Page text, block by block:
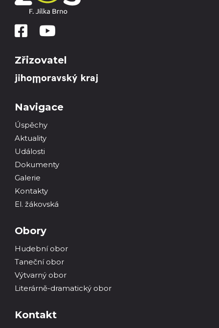
Zřizovatel
Navigace
Úspěchy
Aktuality
Události
Dokumenty
Galerie
Kontakty
El. žákovská
Obory
Hudební obor
Taneční obor
Výtvarný obor
Literárně-dramatický obor
Kontakt